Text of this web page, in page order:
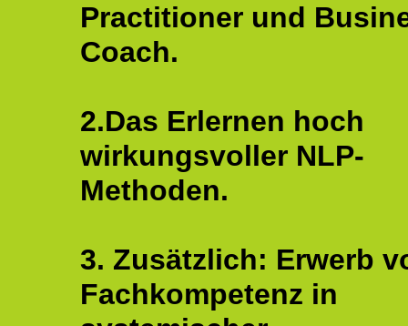
Practitioner und
Coach.
2.Das Erlernen hoch
wirkungsvoller NLP-
Methoden.
3. Zusätzlich: Erwerb
Fachkompetenz in